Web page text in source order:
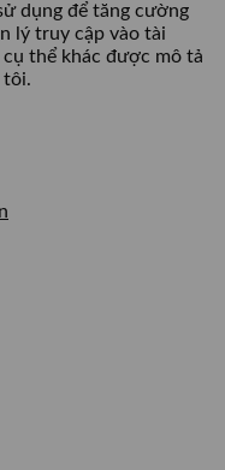
dụng để tăng cường
lý truy cập vào tài
cụ thể khác được mô tả
tôi.